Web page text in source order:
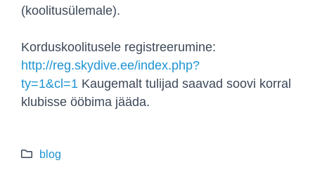
(koolitusülemale).
Korduskoolitusele registreerumine:
http://reg.skydive.ee/index.php?
ty=1&cl=1 Kaugemalt tulijad saavad soovi korral
klubisse ööbima jääda.
blog